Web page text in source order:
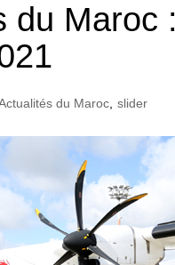
du Maroc
du Maroc slider